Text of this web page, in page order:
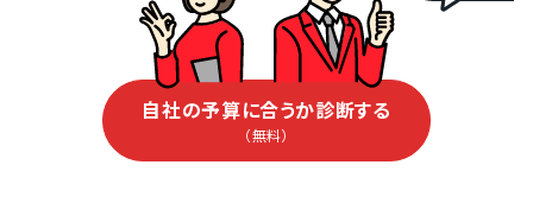
自社の予算に合うか診断する
（無料）